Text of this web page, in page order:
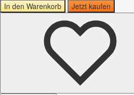
In den Warenkorb
Jetzt kaufen